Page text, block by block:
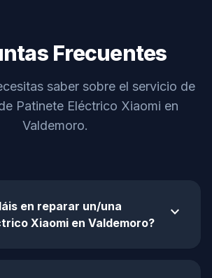
Frecuentes
saber sobre el servicio de
Patinete Eléctrico Xiaomi en
Valdemoro.
en reparar un/una
Xiaomi en Valdemoro?
expand_more